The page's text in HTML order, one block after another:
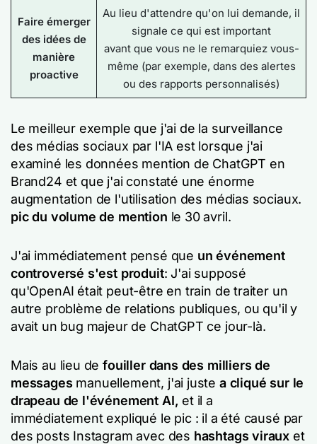
Faire émerger
des idées de
manière
proactive
Au lieu d'attendre qu'on lui demande, il
signale ce qui est important
avant que vous ne le remarquiez vous-
même (par exemple, dans des alertes
ou des rapports personnalisés)
Le meilleur exemple que j'ai de la surveillance
des médias sociaux par l'IA est lorsque j'ai
examiné les données mention de ChatGPT en
Brand24 et que j'ai constaté une énorme
augmentation de l'utilisation des médias sociaux.
pic du volume de mention le 30 avril.
J'ai immédiatement pensé que un événement
controversé s'est produit: J'ai supposé
qu'OpenAI était peut-être en train de traiter un
autre problème de relations publiques, ou qu'il y
avait un bug majeur de ChatGPT ce jour-là.
Mais au lieu de fouiller dans des milliers de
messages manuellement, j'ai juste a cliqué sur le
drapeau de l'événement AI, et il a
immédiatement expliqué le pic : il a été causé par
des posts Instagram avec des hashtags viraux et